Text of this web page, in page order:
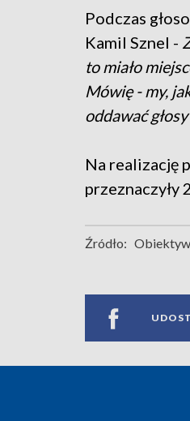
Podczas
Kamil Sznel -
to miało
Mówię - my,
oddawać
Na realizację
przeznaczyły
Źródło: